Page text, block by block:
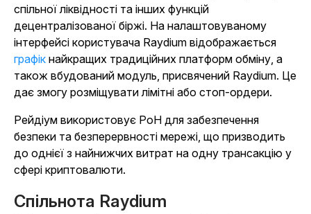
спільної ліквідності та інших функцій
децентралізованої біржі. На налаштовуваному
інтерфейсі користувача Raydium відображається
графік найкращих традиційних платформ обміну, а
також вбудований модуль, присвячений Raydium. Це
дає змогу розміщувати лімітні або стоп-ордери.
Рейдіум використовує PoH для забезпечення
безпеки та безперервності мережі, що призводить
до однієї з найнижчих витрат на одну трансакцію у
сфері криптовалюти.
Спільнота Raydium